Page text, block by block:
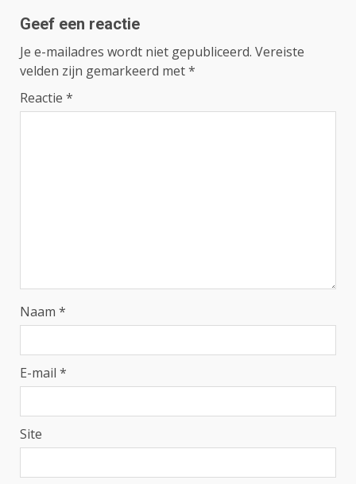
Geef een reactie
Je e-mailadres wordt niet gepubliceerd. Vereiste
velden zijn gemarkeerd met*
Reactie *
Naam *
E-mail *
Site